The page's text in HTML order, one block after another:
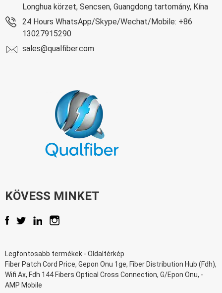
Longhua körzet, Sencsen, Guangdong tartomány, Kína
24 Hours WhatsApp/Skype/Wechat/Mobile: +86
13027915290
sales@qualfiber.com
KÖVESS MINKET
Legfontosabb termékek - Oldaltérkép
Fiber Patch Cord Price, Gepon Onu 1ge, Fiber Distribution Hub (Fdh),
Wifi Ax, Fdh 144 Fibers Optical Cross Connection, G/Epon Onu, -
AMP Mobile